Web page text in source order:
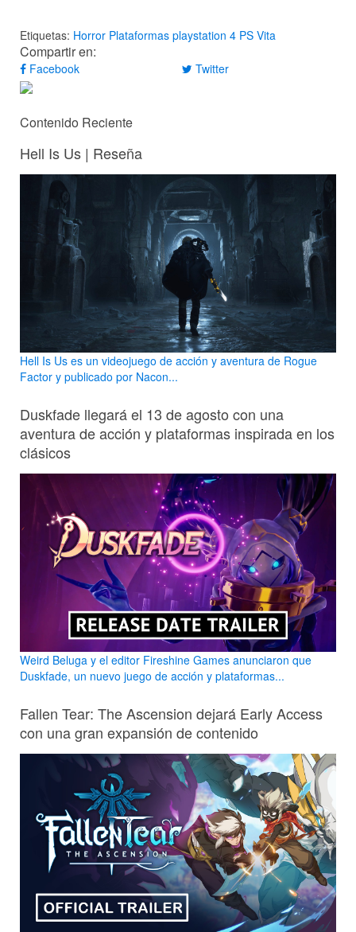
Etiquetas: Horror Plataformas playstation 4 PS Vita
Compartir en:
Facebook Twitter
Contenido Reciente
Hell Is Us | Reseña
Hell Is Us es un videojuego de acción y aventura de Rogue
Factor y publicado por Nacon...
Duskfade llegará el 13 de agosto con una
aventura de acción y plataformas inspirada en los
clásicos
Weird Beluga y el editor Fireshine Games anunciaron que
Duskfade, un nuevo juego de acción y plataformas...
Fallen Tear: The Ascension dejará Early Access
con una gran expansión de contenido